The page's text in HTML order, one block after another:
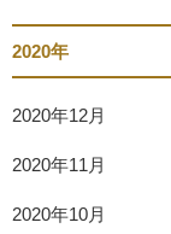
2020年
2020年12月
2020年11月
2020年10月